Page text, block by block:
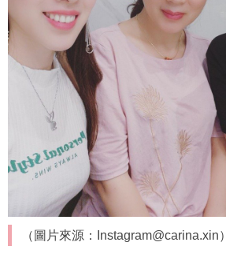
（圖片來源：Instagram@carina.xin）